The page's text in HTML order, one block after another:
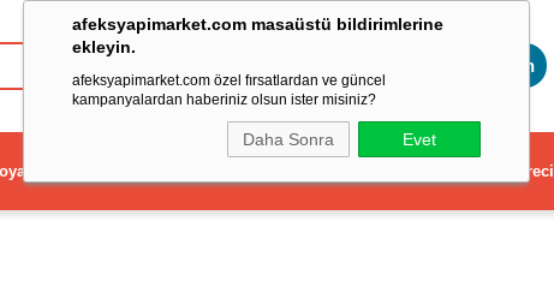
afeksyapimarket.com masaüstü bildirimlerine
ekleyin.
afeksyapimarket.com özel fırsatlardan ve güncel
kampanyalardan haberiniz olsun ister misiniz?
Daha Sonra Evet
Toptan
Dekorasyon ve Ev Gereci